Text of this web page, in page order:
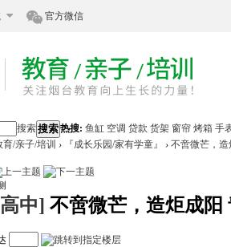
官方微信
搜索搜索热搜: 鱼缸 空调 贷款 货架 窗帘 烤箱 手
育/亲子/培训 › 『成长乐园/家有学童』 › 不啻微芒，造
中] 不啻微芒，造炬成阳